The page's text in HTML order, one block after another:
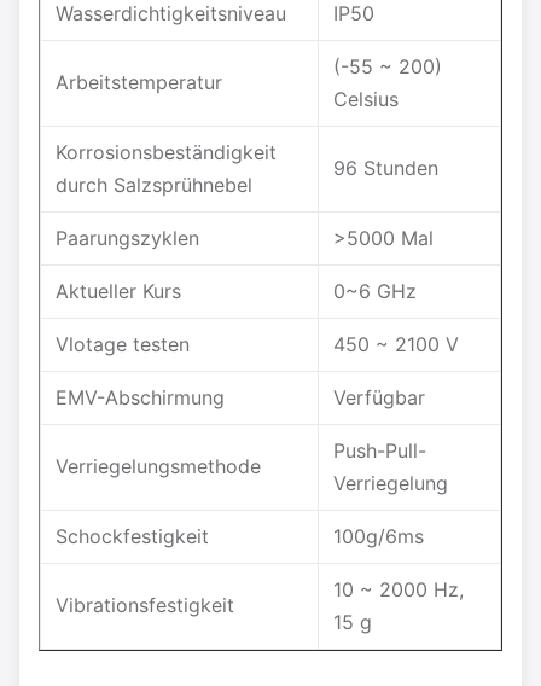
Wasserdichtigkeitsniveau IP50
Arbeitstemperatur
(-55 ~ 200)
Celsius
Korrosionsbeständigkeit
durch Salzsprühnebel
96 Stunden
Paarungszyklen >5000 Mal
Aktueller Kurs 0~6 GHz
Vlotage testen 450 ~ 2100 V
EMV-Abschirmung Verfügbar
Verriegelungsmethode
Push-Pull-
Verriegelung
Schockfestigkeit 100g/6ms
Vibrationsfestigkeit
10 ~ 2000 Hz,
15 g